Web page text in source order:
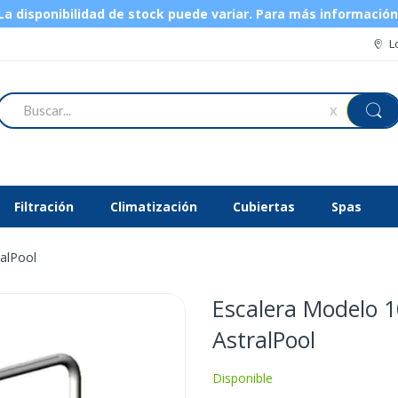
La disponibilidad de stock puede variar. Para más
Buscar X
Filtración Climatización Cubiertas Spas
Escalera Modelo
AstralPool
Disponible